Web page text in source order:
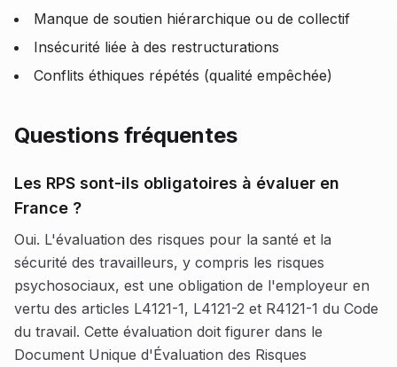
Manque de soutien hiérarchique ou de collectif
Insécurité liée à des restructurations
Conflits éthiques répétés (qualité empêchée)
Questions fréquentes
Les RPS sont-ils obligatoires à évaluer en
France ?
Oui. L'évaluation des risques pour la santé et la
sécurité des travailleurs, y compris les risques
psychosociaux, est une obligation de l'employeur en
vertu des articles L4121-1, L4121-2 et R4121-1 du Code
du travail. Cette évaluation doit figurer dans le
Document Unique d'Évaluation des Risques